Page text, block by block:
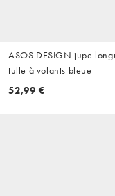
ASOS DESIGN jupe
tulle à volants bleue
52,99 €